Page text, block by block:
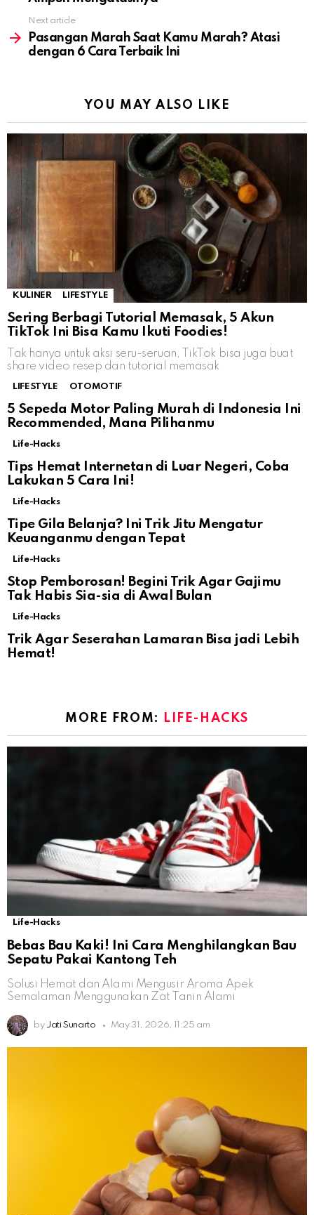
Next article
Pasangan Marah Saat Kamu Marah? Atasi
dengan 6 Cara Terbaik Ini
YOU MAY ALSO LIKE
KULINER LIFESTYLE
Sering Berbagi Tutorial Memasak, 5 Akun
TikTok Ini Bisa Kamu Ikuti Foodies!
Tak hanya untuk aksi seru-seruan, TikTok bisa juga buat
share video resep dan tutorial memasak
LIFESTYLE OTOMOTIF
5 Sepeda Motor Paling Murah di Indonesia Ini
Recommended, Mana Pilihanmu
Life-Hacks
Tips Hemat Internetan di Luar Negeri, Coba
Lakukan 5 Cara Ini!
Life-Hacks
Tipe Gila Belanja? Ini Trik Jitu Mengatur
Keuanganmu dengan Tepat
Life-Hacks
Stop Pemborosan! Begini Trik Agar Gajimu
Tak Habis Sia-sia di Awal Bulan
Life-Hacks
Trik Agar Seserahan Lamaran Bisa jadi Lebih
Hemat!
MORE FROM: LIFE-HACKS
Life-Hacks
Bebas Bau Kaki! Ini Cara Menghilangkan Bau
Sepatu Pakai Kantong Teh
Solusi Hemat dan Alami Mengusir Aroma Apek
Semalaman Menggunakan Zat Tanin Alami
by Jati Sunarto May 31, 2026, 11:25 am